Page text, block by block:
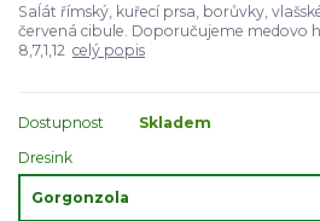
Saĺát římský, kuřecí prsa, borůvky,
červená cibule. Doporučujeme medovo
8,7,1,12 celý popis
Dostupnost
Skladem
Dresink